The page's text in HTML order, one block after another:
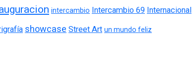
intercambio Intercambio 69 Internacional
showcase Street Art un mundo feliz